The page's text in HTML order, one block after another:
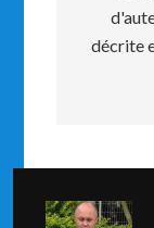
décrite